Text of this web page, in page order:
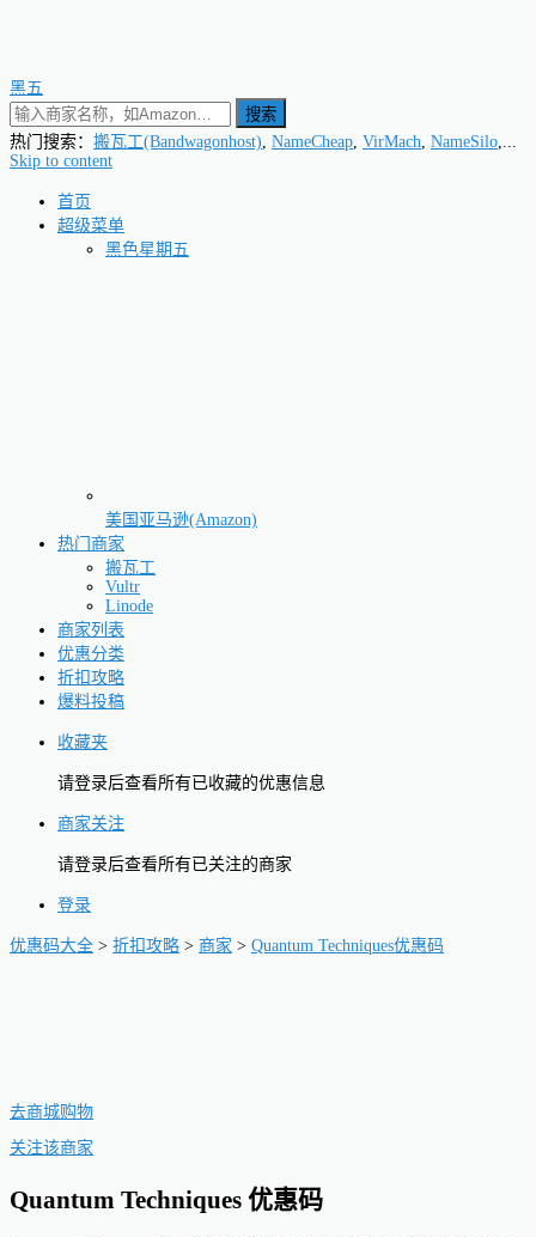
黑五
搜索
热门搜索： 搬瓦工(Bandwagonhost), NameCheap, VirMach, NameSilo,...
Skip to content
首页
超级菜单
黑色星期五
美国亚马逊(Amazon)
热门商家
搬瓦工
Vultr
Linode
商家列表
优惠分类
折扣攻略
爆料投稿
收藏夹
请登录后查看所有已收藏的优惠信息
商家关注
请登录后查看所有已关注的商家
登录
优惠码大全 > 折扣攻略 > 商家 > Quantum Techniques优惠码
去商城购物
关注该商家
Quantum Techniques 优惠码